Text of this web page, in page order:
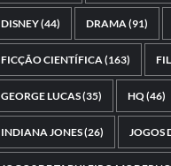
DISNEY(44) DRAMA (91)
FICÇÃO CIENTÍFICA (163)
GEORGE LUCAS(35) HQ(46)
INDIANA JONES(26) JOGOS